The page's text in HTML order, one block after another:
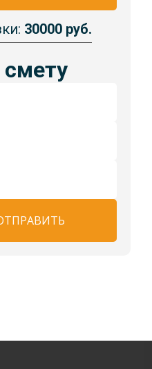
30000 руб.
смету